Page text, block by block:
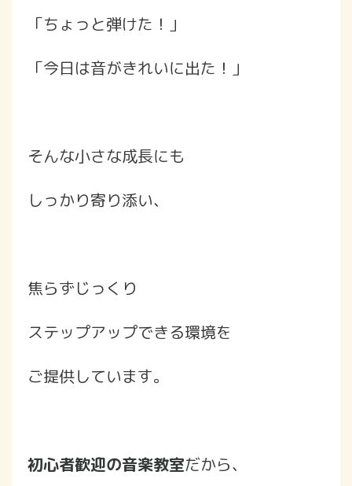
「ちょっと弾けた！」
「今日は音がきれいに出た！」
そんな小さな成長にも
しっかり寄り添い、
焦らずじっくり
ステップアップできる環境を
ご提供しています。
初心者歓迎の音楽教室だから、